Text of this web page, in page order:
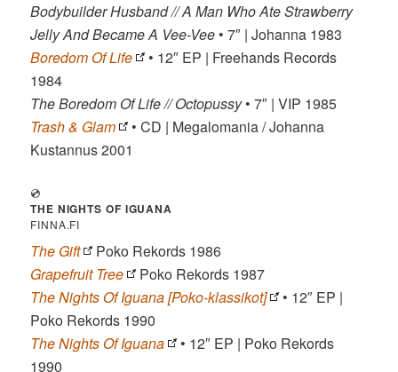
Bodybuilder Husband // A Man Who Ate Strawberry
Jelly And Became A Vee-Vee • 7″ | Johanna 1983
Boredom Of Life
• 12″ EP | Freehands Records
1984
The Boredom Of Life // Octopussy• 7″ | VIP 1985
Trash & Glam
• CD | Megalomania / Johanna
Kustannus 2001
💿
THE NIGHTS OF IGUANA
FINNA.FI
The Gift
Poko Rekords 1986
Grapefruit Tree
Poko Rekords 1987
The Nights Of Iguana [Poko-klassikot]
• 12″ EP |
Poko Rekords 1990
The Nights Of Iguana
• 12″ EP | Poko Rekords
1990